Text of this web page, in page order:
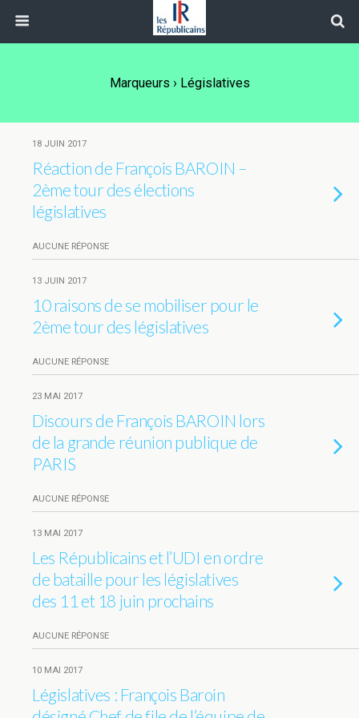
Marqueurs › Législatives
18 JUIN 2017
Réaction de François BAROIN –
2ème tour des élections
législatives
AUCUNE RÉPONSE
13 JUIN 2017
10 raisons de se mobiliser pour le
2ème tour des législatives
AUCUNE RÉPONSE
23 MAI 2017
Discours de François BAROIN lors
de la grande réunion publique de
PARIS
AUCUNE RÉPONSE
13 MAI 2017
Les Républicains et l’UDI en ordre
de bataille pour les législatives
des 11 et 18 juin prochains
AUCUNE RÉPONSE
10 MAI 2017
Législatives : François Baroin